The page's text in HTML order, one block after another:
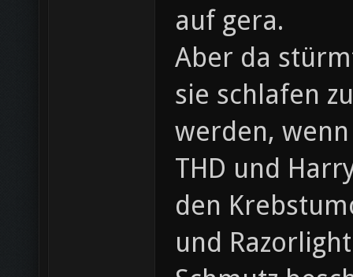
auf gera.
Aber da
sie schlafen
werden,
THD und
den
und